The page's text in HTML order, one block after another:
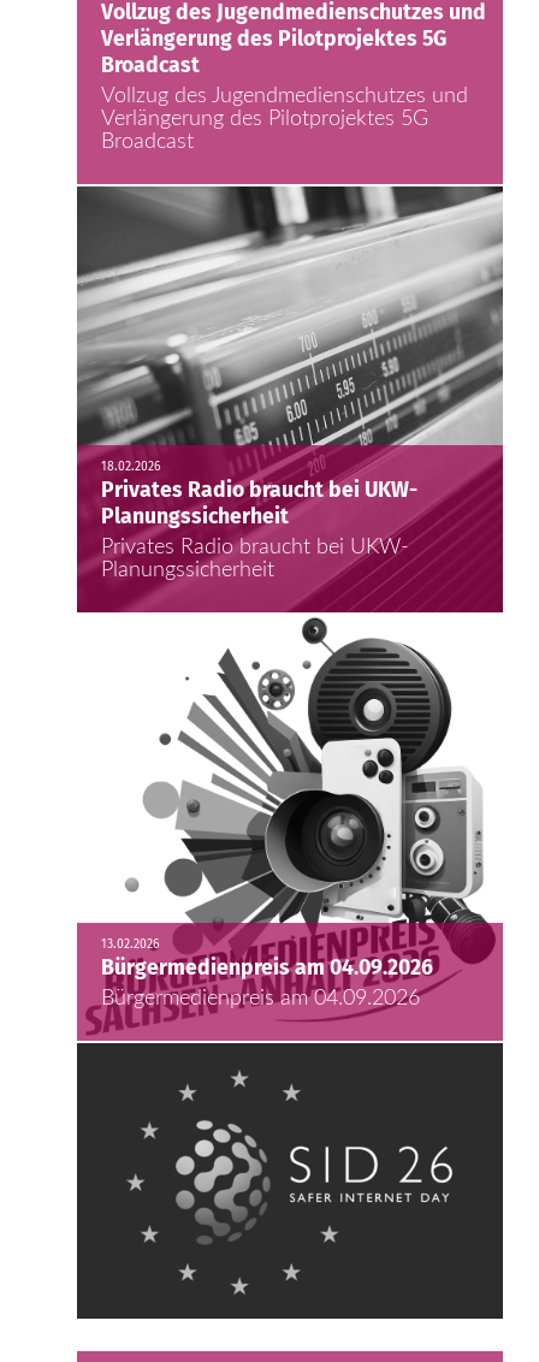
Vollzug des Jugendmedienschutzes und
Verlängerung des Pilotprojektes 5G
Broadcast
Vollzug des Jugendmedienschutzes und
Verlängerung des Pilotprojektes 5G
Broadcast
18.02.2026
Privates Radio braucht bei UKW-
Planungssicherheit
Privates Radio braucht bei UKW-
Planungssicherheit
13.02.2026
Bürgermedienpreis am 04.09.2026
Bürgermedienpreis am 04.09.2026